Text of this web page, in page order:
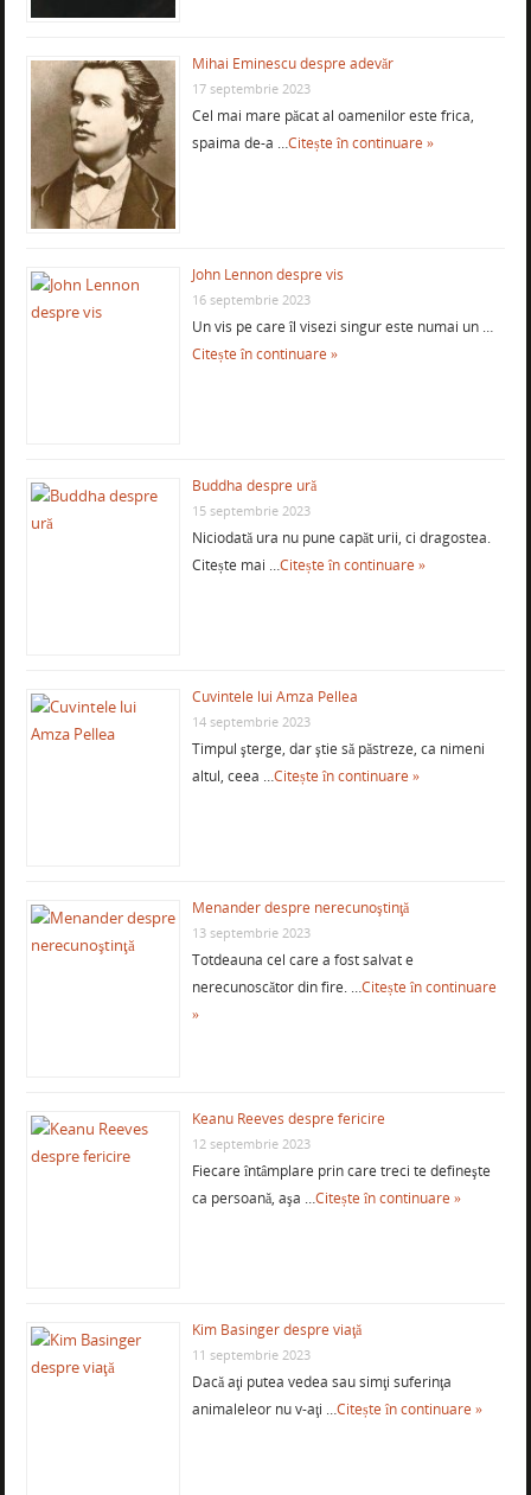
Mihai Eminescu despre adevăr
17 septembrie 2023
Cel mai mare păcat al oamenilor este frica,
spaima de-a …Citește în continuare »
John Lennon despre vis
16 septembrie 2023
Un vis pe care îl visezi singur este numai un …
Citește în continuare »
Buddha despre ură
15 septembrie 2023
Niciodată ura nu pune capăt urii, ci dragostea.
Citește mai …Citește în continuare »
Cuvintele lui Amza Pellea
14 septembrie 2023
Timpul şterge, dar ştie să păstreze, ca nimeni
altul, ceea …Citește în continuare »
Menander despre nerecunoştinţă
13 septembrie 2023
Totdeauna cel care a fost salvat e
nerecunoscător din fire. …Citește în continuare
»
Keanu Reeves despre fericire
12 septembrie 2023
Fiecare întâmplare prin care treci te defineşte
ca persoană, aşa …Citește în continuare »
Kim Basinger despre viaţă
11 septembrie 2023
Dacă aţi putea vedea sau simţi suferinţa
animaleleor nu v-aţi …Citește în continuare »